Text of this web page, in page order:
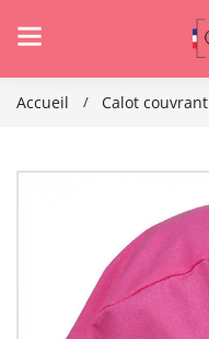
Accueil Calot couvrant